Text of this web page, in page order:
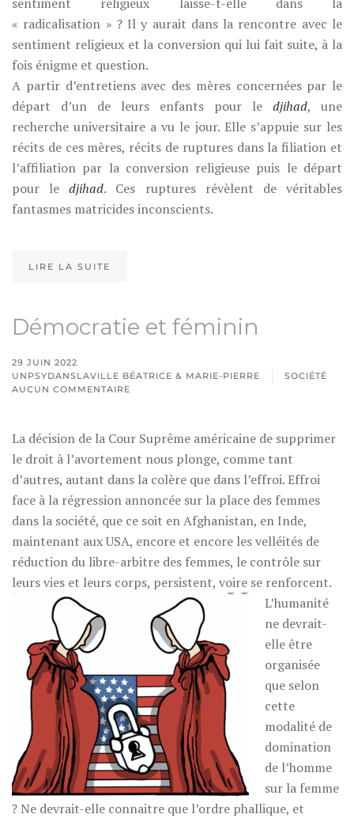
« radicalisation » ? Il y aurait dans la rencontre avec le
sentiment religieux et la conversion qui lui fait suite, à la
fois énigme et question.
A partir d’entretiens avec des mères concernées par le
départ d’un de leurs enfants pour le djihad, une
recherche universitaire a vu le jour. Elle s’appuie sur les
récits de ces mères, récits de ruptures dans la filiation et
l’affiliation par la conversion religieuse puis le départ
pour ledjihad. Ces ruptures révèlent de véritables
fantasmes matricides inconscients.
LIRE LA SUITE
Démocratie et féminin
29 JUIN 2022
UNPSYDANSLAVILLE BÉATRICE & MARIE-PIERRE
SOCIÉTÉ
AUCUN COMMENTAIRE
SUR
FÉMININ
La décision de la Cour Suprême américaine de supprimer
le droit à l’avortement nous plonge, comme tant
d’autres, autant dans la colère que dans l’effroi. Effroi
face à la régression annoncée sur la place des femmes
dans la société, que ce soit en Afghanistan, en Inde,
maintenant aux USA, encore et encore les velléités de
réduction du libre-arbitre des femmes, le contrôle sur
leurs vies et leurs corps, persistent, voire se renforcent.
L’humanité
ne devrait-
elle être
organisée
que selon
cette
modalité de
domination
de l’homme
sur la femme
? Ne devrait-elle connaitre que l’ordre phallique, et